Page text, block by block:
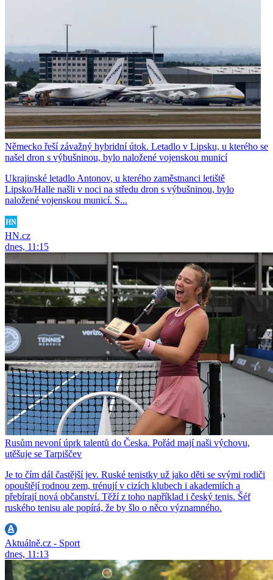
Německo řeší závažný hybridní útok. Letadlo v Lipsku, u kterého se
našel dron s výbušninou, bylo naložené vojenskou municí
Ukrajinské letadlo Antonov, u kterého zaměstnanci letiště
Lipsko/Halle našli v noci na středu dron s výbušninou, bylo
naložené vojenskou municí. S...
HN.cz
dnes, 11:15
Rusům nevoní úprk talentů do Česka. Pořád mají naši výchovu,
utěšuje se Tarpiščev
Je to čím dál častější jev. Ruské tenistky už jako děti se svými rodiči
opouštějí rodnou zem, trénují v cizích klubech i akademiích a
přebírají nová občanství. Těží z toho například i český tenis. Šéf
ruského tenisu ale popírá, že by šlo o něco významného.
Aktuálně.cz - Sport
dnes, 11:13